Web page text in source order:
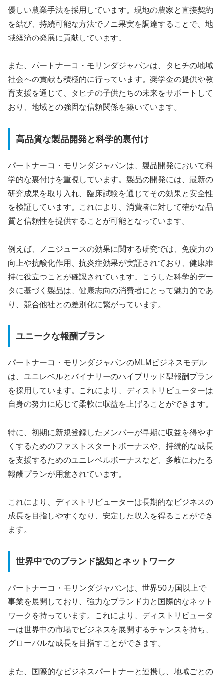
優しい農業手法を採用しています。現地の農家と直接契約
を結び、持続可能な方法でノニ果実を調達することで、地
域経済の発展に貢献しています。
また、パートナーコ・モリンダジャパンは、タヒチの地域
社会への貢献も積極的に行っています。奨学金の提供や教
育支援を通じて、タヒチの子供たちの未来をサポートして
おり、地域との強固な信頼関係を築いています。
高品質な製品開発と科学的裏付け
パートナーコ・モリンダジャパンは、製品開発において科
学的な裏付けを重視しています。製品の開発には、最新の
研究成果を取り入れ、臨床試験を通じてその効果と安全性
を検証しています。これにより、消費者に対して確かな品
質と信頼性を提供することが可能となっています。
例えば、ノニジュースの効果に関する研究では、免疫力の
向上や抗酸化作用、抗炎症効果が実証されており、健康維
持に役立つことが確認されています。こうした科学的デー
タに基づく製品は、健康志向の消費者にとって魅力的であ
り、競合他社との差別化に繋がっています。
ユニークな報酬プラン
パートナーコ・モリンダジャパンのMLMビジネスモデル
は、ユニレベルとバイナリーのハイブリッド型報酬プラン
を採用しています。これにより、ディストリビューターは
自身の努力に応じて柔軟に収益を上げることができます。
特に、初期に新規登録したメンバーが早期に収益を得やす
くするためのファストスタートボーナスや、持続的な成長
を支援するためのユニレベルボーナスなど、多岐にわたる
報酬プランが用意されています。
これにより、ディストリビューターは長期的なビジネスの
成長を目指しやすくなり、安定した収入を得ることができ
ます。
世界中でのブランド認知とネットワーク
パートナーコ・モリンダジャパンは、世界50カ国以上で
事業を展開しており、強力なブランド力と国際的なネット
ワークを持っています。これにより、ディストリビュータ
ーは世界中の市場でビジネスを展開するチャンスを持ち、
グローバルな成長を目指すことができます。
また、国際的なビジネスパートナーと連携し、地域ごとの